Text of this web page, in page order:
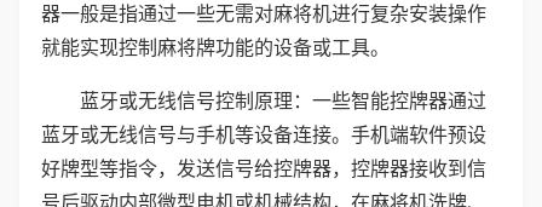
器一般是指通过一些无需对麻将机进行复杂安装操作
就能实现控制麻将牌功能的设备或工具。
蓝牙或无线信号控制原理：一些智能控牌器通过
蓝牙或无线信号与手机等设备连接。手机端软件预设
好牌型等指令，发送信号给控牌器，控牌器接收到信
号后驱动内部微型电机或机械结构，在麻将机洗牌、